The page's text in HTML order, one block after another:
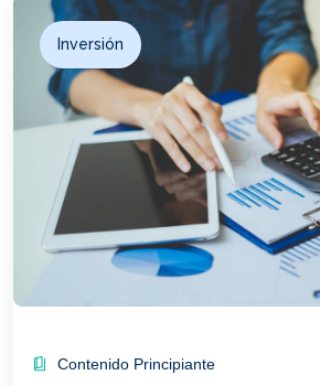
Inversión
Contenido Principiante